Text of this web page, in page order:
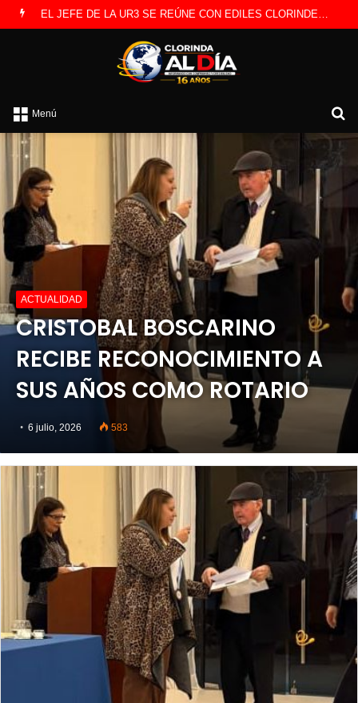
EL JEFE DE LA UR3 SE REÚNE CON EDILES CLORINDENSES
Menú
ACTUALIDAD
CRISTOBAL BOSCARINO
RECIBE RECONOCIMIENTO A
SUS AÑOS COMO ROTARIO
6 julio, 2026 583